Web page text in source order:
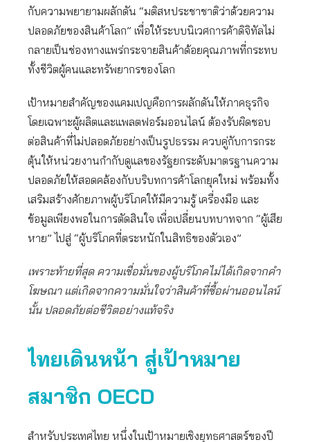
กับความพยายามผลักดัน “มติสหประชาชาติว่าด้วยความ
ปลอดภัยของสินค้าโลก” เพื่อให้ระบบนิเวศการค้าดิจิทัลไม่
กลายเป็นช่องทางแพร่กระจายสินค้าด้อยคุณภาพที่กระทบ
ทั้งชีวิตผู้คนและทรัพยากรของโลก
เป้าหมายสำคัญของแคมเปญคือการผลักดันให้ภาคธุรกิจ
โดยเฉพาะผู้ผลิตและแพลตฟอร์มออนไลน์ ต้องรับผิดชอบ
ต่อสินค้าที่ไม่ปลอดภัยอย่างเป็นรูปธรรม ควบคู่กับการกระ
ตุ้นให้หน่วยงานกำกับดูแลของรัฐยกระดับมาตรฐานความ
ปลอดภัยให้สอดคล้องกับบริบทการค้าโลกยุคใหม่ พร้อมทั้ง
เสริมสร้างศักยภาพผู้บริโภคให้มีความรู้ เครื่องมือ และ
ข้อมูลเพียงพอในการตัดสินใจ เพื่อเปลี่ยนบทบาทจาก “ผู้เสีย
หาย” ไปสู่ “ผู้บริโภคที่ตระหนักในสิทธิของตัวเอง”
เพราะท้ายที่สุด ความเชื่อมั่นของผู้บริโภคไม่ได้เกิดจากคำ
โฆษณา แต่เกิดจากความมั่นใจว่าสินค้าที่ซื้อผ่านออนไลน์
นั้น ปลอดภัยต่อชีวิตอย่างแท้จริง
ไทยเดินหน้า สู่เป้าหมาย
สมาชิก OECD
สำหรับประเทศไทย หนึ่งในเป้าหมายเชิงยุทธศาสตร์ของปี